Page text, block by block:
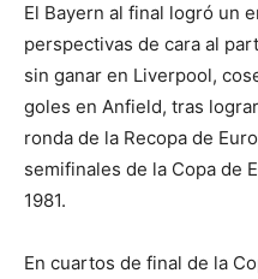
El Bayern al final logró un
perspectivas de cara al
sin ganar en Liverpool,
goles en Anfield, tras
ronda de la Recopa de
semifinales de la Copa de
1981.
En cuartos de final de la